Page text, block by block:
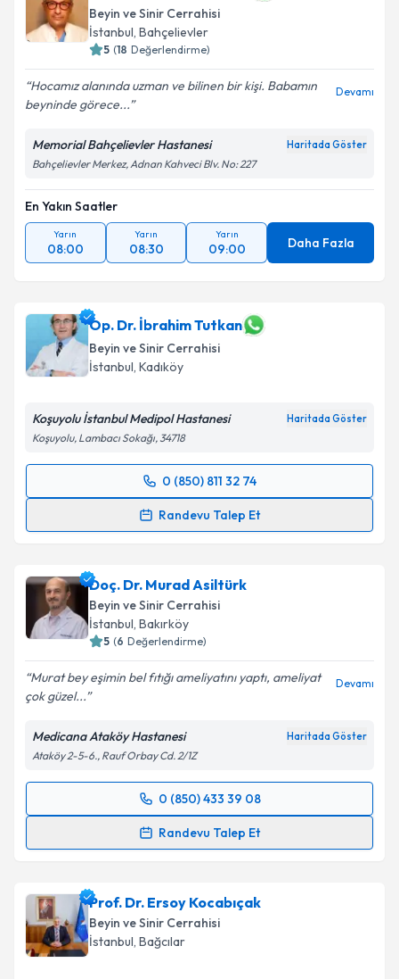
Beyin ve Sinir Cerrahisi
İstanbul, Bahçelievler
5 (18 Değerlendirme)
Hocamız alanında uzman ve bilinen bir kişi. Babamın
beyninde görece...
Devamı
Memorial Bahçelievler Hastanesi Haritada Göster
Bahçelievler Merkez, Adnan Kahveci Blv. No: 227
En Yakın Saatler
Yarın
08:00
Yarın
08:30
Yarın
09:00 Daha Fazla
Op. Dr. İbrahim Tutkan
Beyin ve Sinir Cerrahisi
İstanbul, Kadıköy
Koşuyolu İstanbul Medipol Hastanesi Haritada Göster
Koşuyolu, Lambacı Sokağı, 34718
0 (850) 811 32 74
Randevu Talep Et
Randevu Takvimi Talebi
takvim hazırlandığında e-posta ile bilgilendireceğiz.
E-posta Adresiniz
kapsamda işlenmesini kabul ediyorum.
Takvim Talebini Gönder
Doç. Dr. Murad Asiltürk
Beyin ve Sinir Cerrahisi
İstanbul, Bakırköy
5 (6 Değerlendirme)
Murat bey eşimin bel fıtığı ameliyatını yaptı, ameliyat
çok güzel...
Devamı
Medicana Ataköy Hastanesi Haritada Göster
Ataköy 2-5-6., Rauf Orbay Cd. 2/1Z
0 (850) 433 39 08
Randevu Talep Et
Randevu Takvimi Talebi
takvim hazırlandığında e-posta ile bilgilendireceğiz.
E-posta Adresiniz
Prof. Dr. Ersoy Kocabıçak
Beyin ve Sinir Cerrahisi
İstanbul, Bağcılar